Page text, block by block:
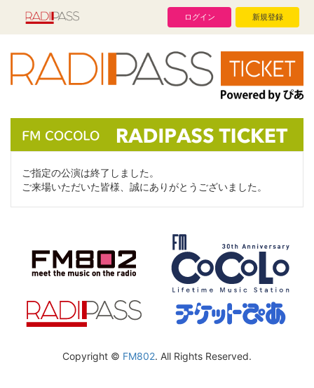
ログイン 新規登録
ご指定の公演は終了しました。
ご来場いただいた皆様、誠にありがとうございました。
Copyright © FM802. All Rights Reserved.